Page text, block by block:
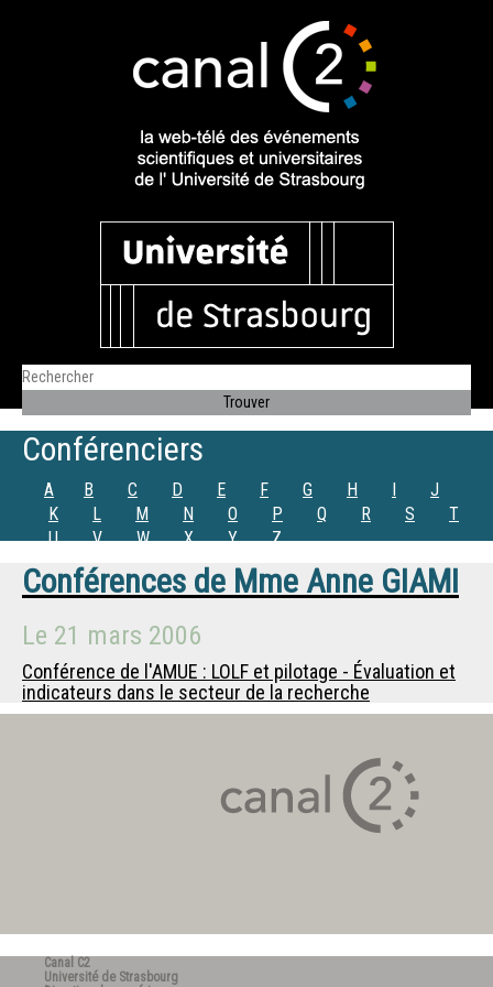
Conférenciers
A B C D E F G H I
J
K
L M N O P Q R S
T
U
V W X Y Z
Conférences de Mme Anne GIAMI
Le 21 mars 2006
Conférence de l'AMUE : LOLF et pilotage - Évaluation et
indicateurs dans le secteur de la recherche
Canal C2
Université de Strasbourg